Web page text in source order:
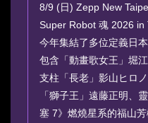
8/9 (日) Zepp New
Super Robot 魂 2026 in
今年集結了多位定義日
包含「動畫歌女王」堀
支柱「長老」影山ヒロ
「獅子王」遠藤正明、
塞 7》燃燒星系的福山